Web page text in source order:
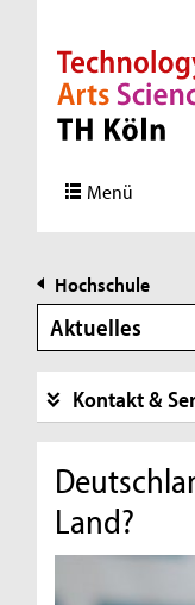
Direkt zur
Direkt zur
Direkt zum Inhalt
Direkt zum
Menü
Hochschule
Aktuelles
Kontakt &
Land?